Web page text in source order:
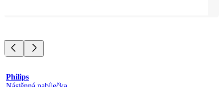
Philips